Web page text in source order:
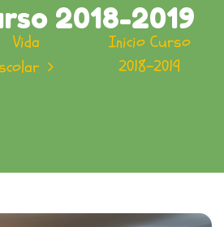
2018-2019
Vida
Inicio Curso
2018-2019